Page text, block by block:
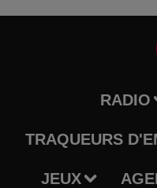
RADIO
TRAQUEURS
JEUX